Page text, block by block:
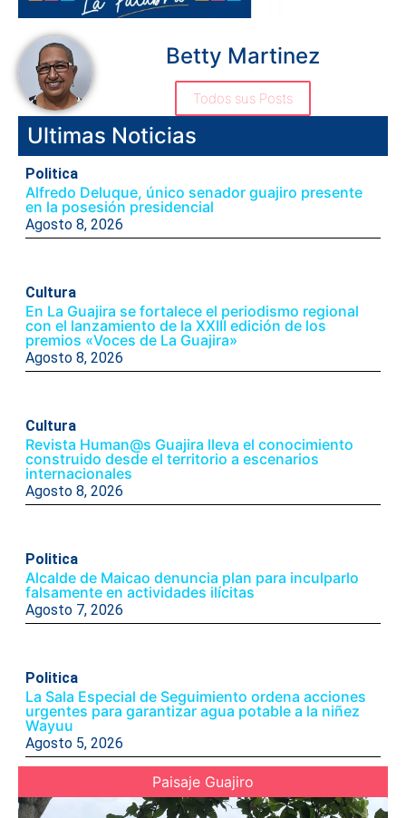
Betty Martinez
Todos sus Posts
Ultimas Noticias
Politica
Alfredo Deluque, único senador guajiro presente
en la posesión presidencial
Agosto 8, 2026
Cultura
En La Guajira se fortalece el periodismo regional
con el lanzamiento de la XXIII edición de los
premios «Voces de La Guajira»
Agosto 8, 2026
Cultura
Revista Human@s Guajira lleva el conocimiento
construido desde el territorio a escenarios
internacionales
Agosto 8, 2026
Politica
Alcalde de Maicao denuncia plan para inculparlo
falsamente en actividades ilícitas
Agosto 7, 2026
Politica
La Sala Especial de Seguimiento ordena acciones
urgentes para garantizar agua potable a la niñez
Wayuu
Agosto 5, 2026
Paisaje Guajiro